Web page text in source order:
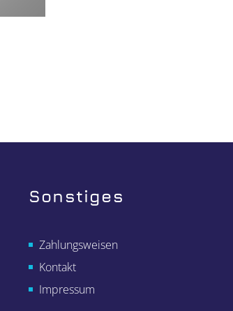
Sonstiges
Zahlungsweisen
Kontakt
Impressum